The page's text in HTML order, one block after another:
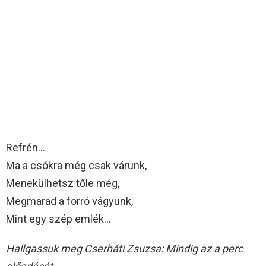
Refrén…
Ma a csókra még csak várunk,
Menekülhetsz tőle még,
Megmarad a forró vágyunk,
Mint egy szép emlék…
Hallgassuk meg Cserháti Zsuzsa: Mindig az a perc